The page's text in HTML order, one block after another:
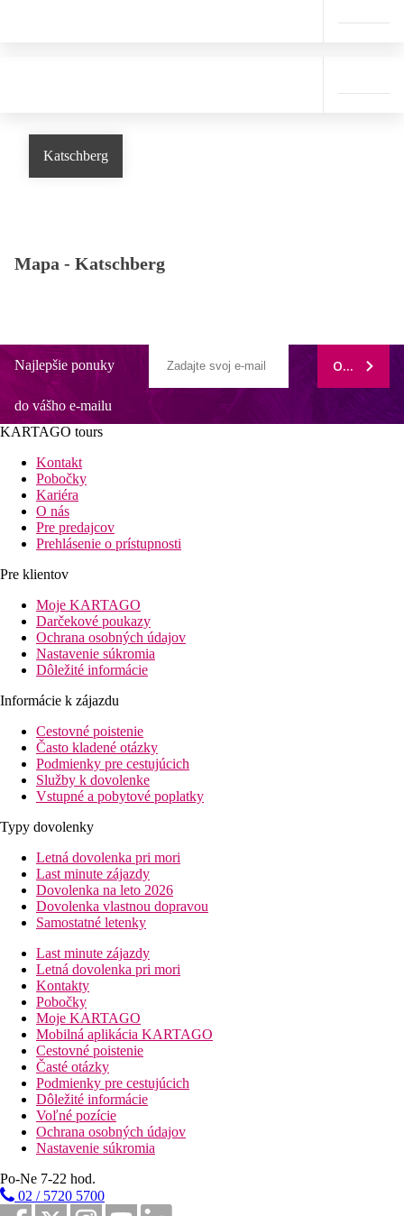
Katschberg
Mapa - Katschberg
Najlepšie ponuky
do vášho e-mailu
ODOBERAŤ
KARTAGO tours
Kontakt
Pobočky
Kariéra
O nás
Pre predajcov
Prehlásenie o prístupnosti
Pre klientov
Moje KARTAGO
Darčekové poukazy
Ochrana osobných údajov
Nastavenie súkromia
Dôležité informácie
Informácie k zájazdu
Cestovné poistenie
Často kladené otázky
Podmienky pre cestujúcich
Služby k dovolenke
Vstupné a pobytové poplatky
Typy dovolenky
Letná dovolenka pri mori
Last minute zájazdy
Dovolenka na leto 2026
Dovolenka vlastnou dopravou
Samostatné letenky
Last minute zájazdy
Letná dovolenka pri mori
Kontakty
Pobočky
Moje KARTAGO
Mobilná aplikácia KARTAGO
Cestovné poistenie
Časté otázky
Podmienky pre cestujúcich
Dôležité informácie
Voľné pozície
Ochrana osobných údajov
Nastavenie súkromia
Po-Ne 7-22 hod.
02 / 5720 5700